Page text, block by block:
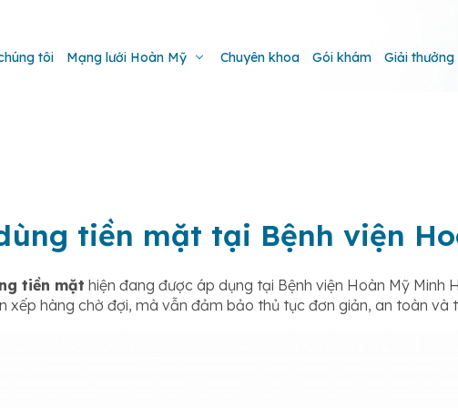
tôi Mạng lưới Hoàn Mỹ Chuyên khoa Gói khám Giải thưởng
tiền mặt tại Bệnh viện
tiền mặt hiện đang được áp dụng tại Bệnh viện Hoàn Mỹ
xếp hàng chờ đợi, mà vẫn đảm bảo thủ tục đơn giản, an toàn và